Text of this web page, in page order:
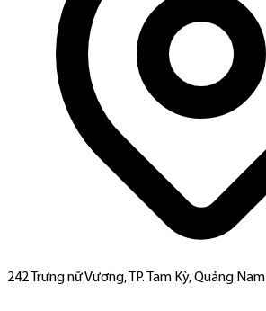
242 Trưng nữ Vương, TP. Tam Kỳ, Quảng Nam